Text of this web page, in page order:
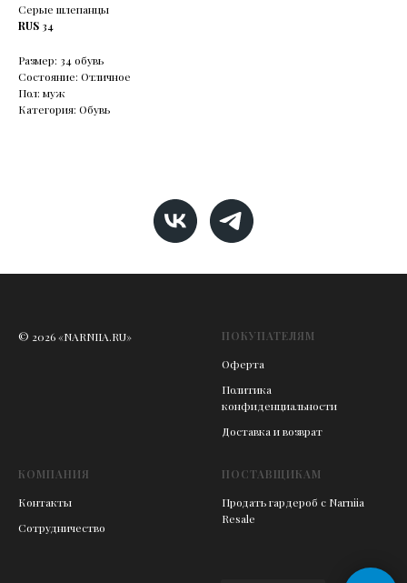
Серые шлепанцы
RUS 34
Размер: 34 обувь
Состояние: Отличное
Пол: муж
Категория: Обувь
© 2026 «NARNIIA.RU»
ПОКУПАТЕЛЯМ
Оферта
Политика
конфиденциальности
Доставка и возврат
КОМПАНИЯ
Контакты
Сотрудничество
ПОСТАВЩИКАМ
Продать гардероб с Narniia
Resale